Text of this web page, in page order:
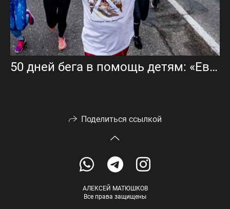
50 дней бега в помощь детям: «Европейские забеги» #velcombegom
Поделиться ссылкой
АЛЕКСЕЙ МАТЮШКОВ
Все права защищены